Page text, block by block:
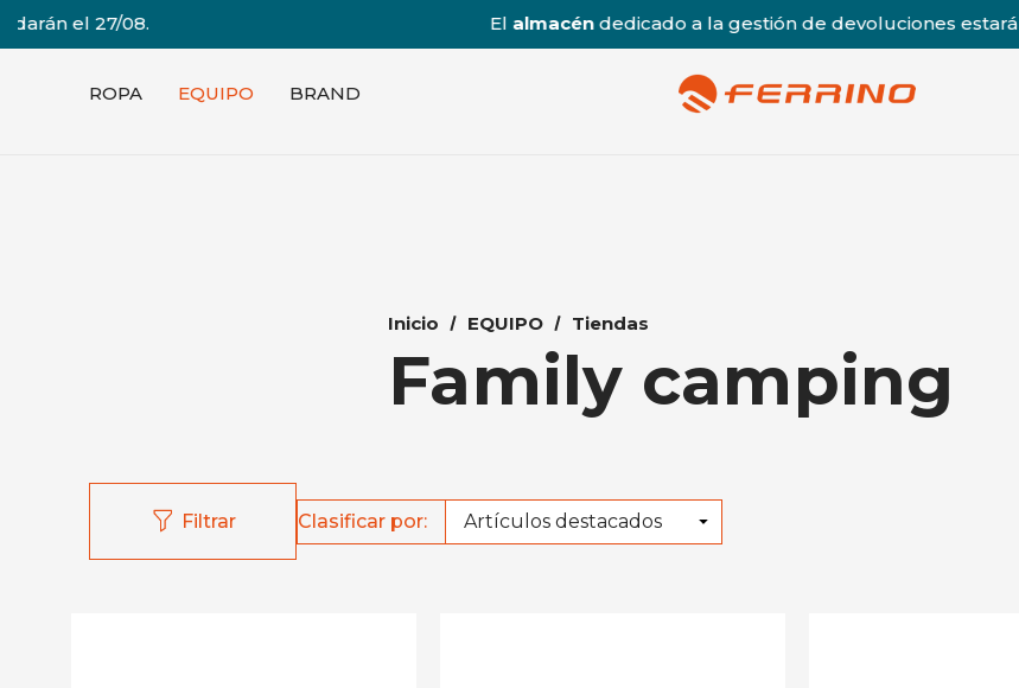
dedicado a la gestión de devoluciones estará cerrado en agosto,
ROPA EQUIPO BRAND
Inicio EQUIPO Tiendas
Family camping
Filtrar Clasificar por: